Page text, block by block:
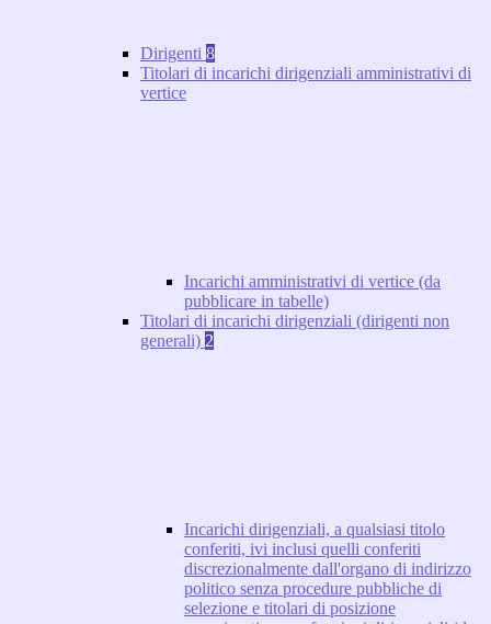
Dirigenti 8
Titolari di incarichi dirigenziali amministrativi di
vertice
Incarichi amministrativi di vertice (da
pubblicare in tabelle)
Titolari di incarichi dirigenziali (dirigenti non
generali) 2
Incarichi dirigenziali, a qualsiasi titolo
conferiti, ivi inclusi quelli conferiti
discrezionalmente dall'organo di indirizzo
politico senza procedure pubbliche di
selezione e titolari di posizione